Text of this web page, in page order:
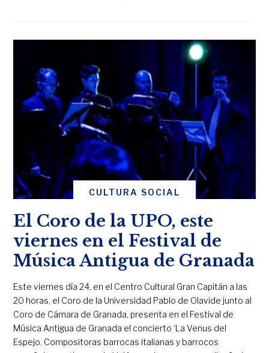
CULTURA SOCIAL
El Coro de la UPO, este
viernes en el Festival de
Música Antigua de Granada
Este viernes día 24, en el Centro Cultural Gran Capitán a las
20 horas, el Coro de la Universidad Pablo de Olavide junto al
Coro de Cámara de Granada, presenta en el Festival de
Música Antigua de Granada el concierto ‘La Venus del
Espejo. Compositoras barrocas italianas y barrocos